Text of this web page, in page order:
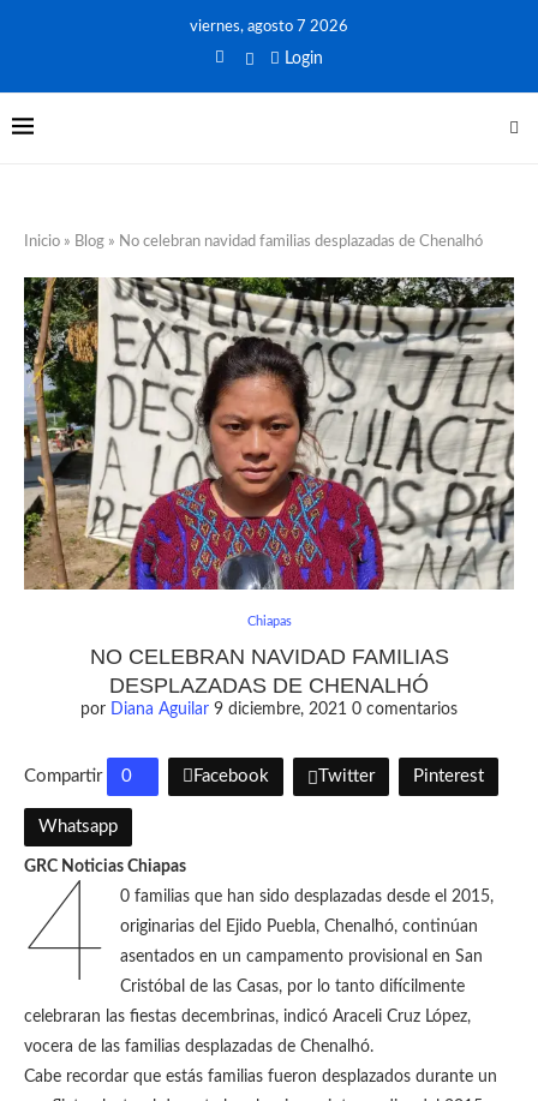
viernes, agosto 7 2026
Login
Inicio » Blog » No celebran navidad familias desplazadas de Chenalhó
Chiapas
NO CELEBRAN NAVIDAD FAMILIAS
DESPLAZADAS DE CHENALHÓ
por Diana Aguilar 9 diciembre, 2021 0 comentarios
Compartir 0 Facebook Twitter Pinterest
Whatsapp
GRC Noticias Chiapas
4
0 familias que han sido desplazadas desde el 2015,
originarias del Ejido Puebla, Chenalhó, continúan
asentados en un campamento provisional en San
Cristóbal de las Casas, por lo tanto difícilmente
celebraran las fiestas decembrinas, indicó Araceli Cruz López,
vocera de las familias desplazadas de Chenalhó.
Cabe recordar que estás familias fueron desplazados durante un